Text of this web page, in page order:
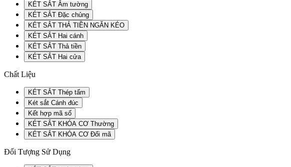
KÉT SẮT Âm tường
KÉT SẮT Đặc chủng
KÉT SẮT THẢ TIỀN NGĂN KÉO
KÉT SẮT Hai cánh
KÉT SẮT Thả tiền
KÉT SẮT Hai cửa
Chất Liệu
KÉT SẮT Thép tấm
Két sắt Cánh đúc
Kết hợp mã số
KÉT SẮT KHÓA CƠ Thường
KÉT SẮT KHÓA CƠ Đổi mã
Đối Tượng Sử Dụng